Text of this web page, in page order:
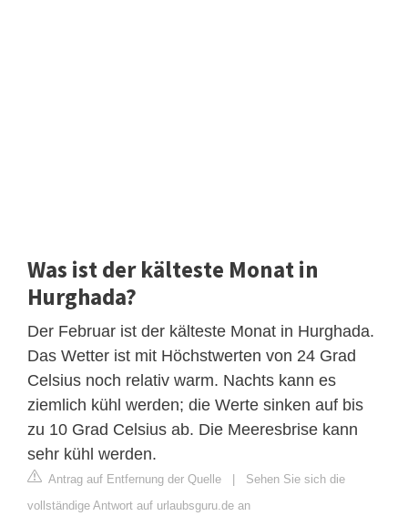
Was ist der kälteste Monat in
Hurghada?
Der Februar ist der kälteste Monat in Hurghada.
Das Wetter ist mit Höchstwerten von 24 Grad
Celsius noch relativ warm. Nachts kann es
ziemlich kühl werden; die Werte sinken auf bis
zu 10 Grad Celsius ab. Die Meeresbrise kann
sehr kühl werden.
Antrag auf Entfernung der Quelle | Sehen Sie sich die
vollständige Antwort auf urlaubsguru.de an